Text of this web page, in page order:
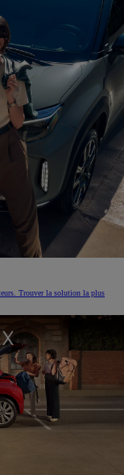
Trouver la solution la plus